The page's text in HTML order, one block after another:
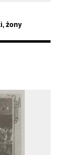
żony